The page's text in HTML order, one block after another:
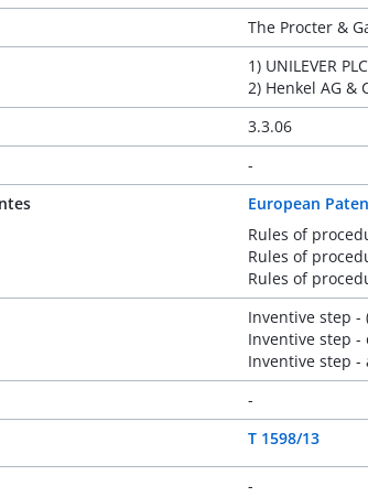
The Procter &
1) UNILEVER
2) Henkel AG &
3.3.06
-
European
Rules of
Rules of
Rules of
Inventive step -
Inventive step -
Inventive step
-
T 1598/13
-